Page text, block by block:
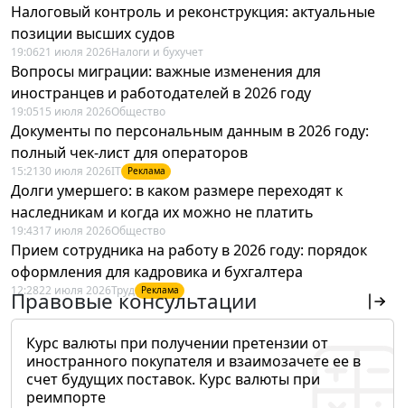
Налоговый контроль и реконструкция: актуальные
позиции высших судов
19:0621 июля 2026Налоги и бухучет
Вопросы миграции: важные изменения для
иностранцев и работодателей в 2026 году
19:0515 июля 2026Общество
Документы по персональным данным в 2026 году:
полный чек-лист для операторов
15:21 30 июля 2026IT Реклама
Долги умершего: в каком размере переходят к
наследникам и когда их можно не платить
19:4317 июля 2026Общество
Прием сотрудника на работу в 2026 году: порядок
оформления для кадровика и бухгалтера
12:2822 июля 2026Труд Реклама
Правовые консультации
Курс валюты при получении претензии от
иностранного покупателя и взаимозачете ее в
счет будущих поставок. Курс валюты при
реимпорте